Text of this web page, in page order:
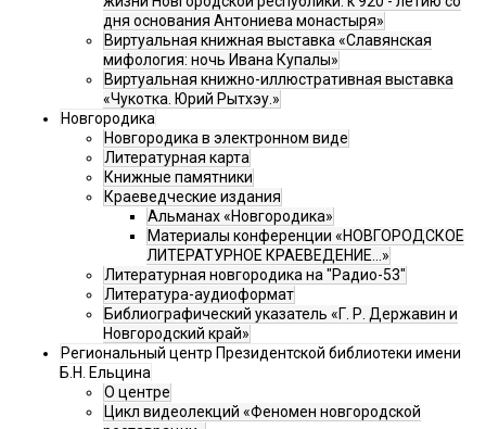
дня основания Антониева монастыря»
Виртуальная книжная выставка «Славянская
мифология: ночь Ивана Купалы»
Виртуальная книжно-иллюстративная выставка
«Чукотка. Юрий Рытхэу.»
Новгородика
Новгородика в электронном виде
Литературная карта
Книжные памятники
Краеведческие издания
Альманах «Новгородика»
Материалы конференции «НОВГОРОДСКОЕ
ЛИТЕРАТУРНОЕ КРАЕВЕДЕНИЕ...»
Литературная новгородика на "Радио-53"
Литература-аудиоформат
Библиографический указатель «Г. Р. Державин и
Новгородский край»
Региональный центр Президентской библиотеки имени
Б.Н. Ельцина
О центре
Цикл видеолекций «Феномен новгородской